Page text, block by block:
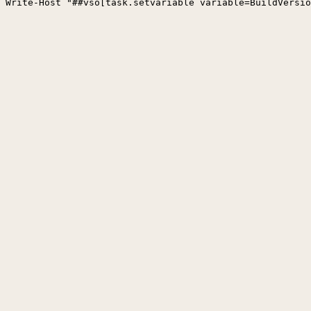
Write-Host "##vso[task.setvariable